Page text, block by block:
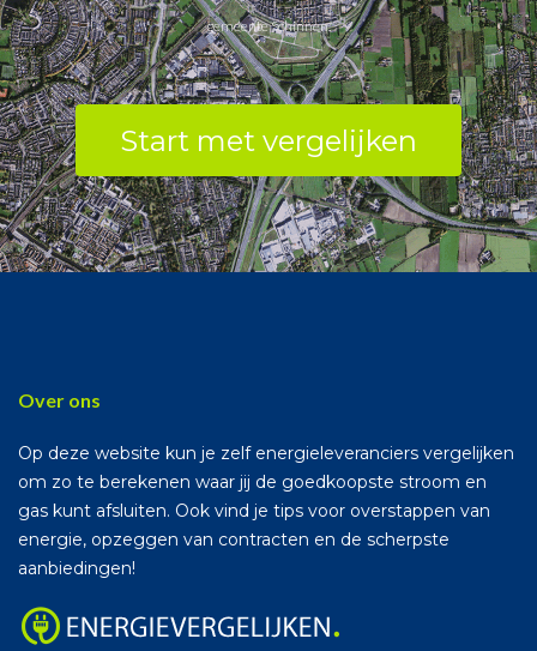
gemeente Schinnen.
Start met vergelijken
Over ons
Op deze website kun je zelf energieleveranciers vergelijken
om zo te berekenen waar jij de goedkoopste stroom en
gas kunt afsluiten. Ook vind je tips voor overstappen van
energie, opzeggen van contracten en de scherpste
aanbiedingen!